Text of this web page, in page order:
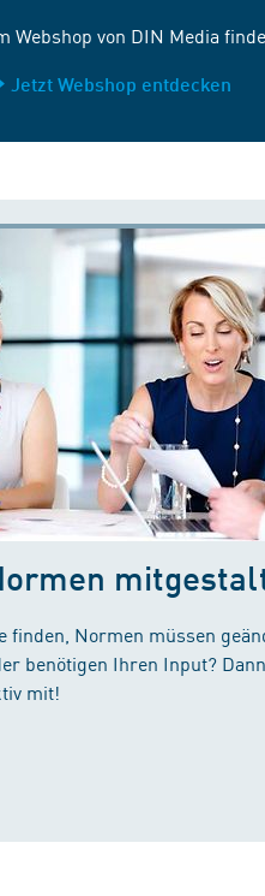
Webshop von DIN Media
Jetzt Webshop entdecken
finden, Normen müssen
benötigen Ihren Input?
mit!